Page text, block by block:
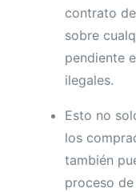
contrato
sobre
pendiente
ilegales.
Esto no
los
también
proceso